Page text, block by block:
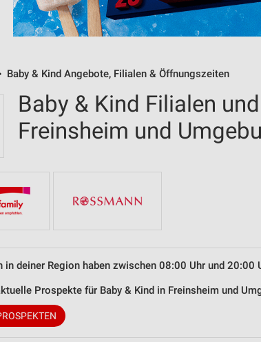
Baby & Kind Angebote, Filialen & Öffnungszeiten
Baby & Kind Filialen
Freinsheim und
in deiner Region haben zwischen 08:00 Uhr und 20:00
Prospekte für Baby & Kind in Freinsheim und